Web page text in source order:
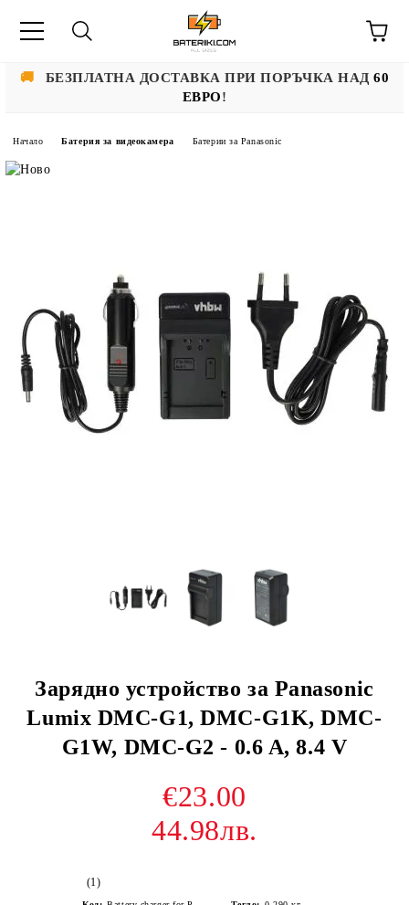
🚚 БЕЗПЛАТНА ДОСТАВКА ПРИ ПОРЪЧКА НАД60
ЕВРО!
Начало Батерия за видеокамера Батерии за Panasonic
Зарядно устройство за Panasonic
Lumix DMC‑G1, DMC-G1K, DMC-
G1W, DMC-G2 - 0.6 A, 8.4 V
€23.00
44.98лв.
(1)